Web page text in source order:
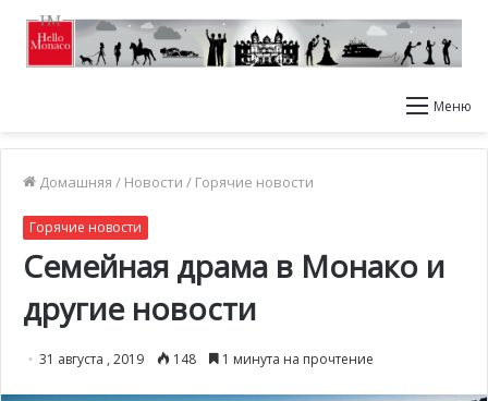
Меню
Домашняя / Новости / Горячие новости
Горячие новости
Семейная драма в Монако и
другие новости
31 августа , 2019 148 1 минута на прочтение